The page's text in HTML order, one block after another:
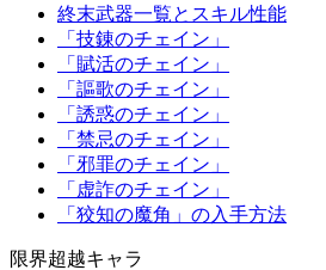
終末武器一覧とスキル性能
「技錬のチェイン」
「賦活のチェイン」
「謳歌のチェイン」
「誘惑のチェイン」
「禁忌のチェイン」
「邪罪のチェイン」
「虚詐のチェイン」
「狡知の魔角」の入手方法
限界超越キャラ